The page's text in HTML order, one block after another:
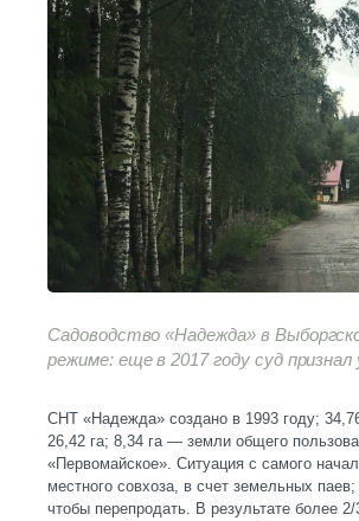
Садоводство «Надежда» в
режиме: еще в 2017 году суд
СНТ «Надежда» создано в 1993 году;
26,42 га; 8,34 га — земли общего
«Первомайское». Ситуация с самого
местного совхоза, в счет земельных
чтобы перепродать. В результате более